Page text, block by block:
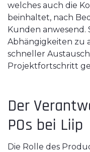
welches auch die
beinhaltet, nach
Kunden anwesend.
Abhängigkeiten zu
schneller
Projektfortschritt
Der
POs bei Liip
Die Rolle des